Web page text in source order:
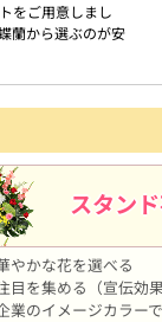
をご用意しまし
蘭から選ぶのが安
スタン
やかな花を選べる
目を集める（宣伝効
業のイメージカラー